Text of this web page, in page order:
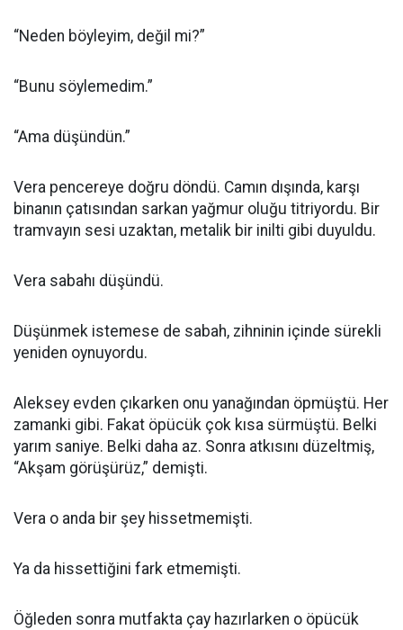
“Neden böyleyim, değil mi?”
“Bunu söylemedim.”
“Ama düşündün.”
Vera pencereye doğru döndü. Camın dışında, karşı
binanın çatısından sarkan yağmur oluğu titriyordu. Bir
tramvayın sesi uzaktan, metalik bir inilti gibi duyuldu.
Vera sabahı düşündü.
Düşünmek istemese de sabah, zihninin içinde sürekli
yeniden oynuyordu.
Aleksey evden çıkarken onu yanağından öpmüştü. Her
zamanki gibi. Fakat öpücük çok kısa sürmüştü. Belki
yarım saniye. Belki daha az. Sonra atkısını düzeltmiş,
“Akşam görüşürüz,” demişti.
Vera o anda bir şey hissetmemişti.
Ya da hissettiğini fark etmemişti.
Öğleden sonra mutfakta çay hazırlarken o öpücük